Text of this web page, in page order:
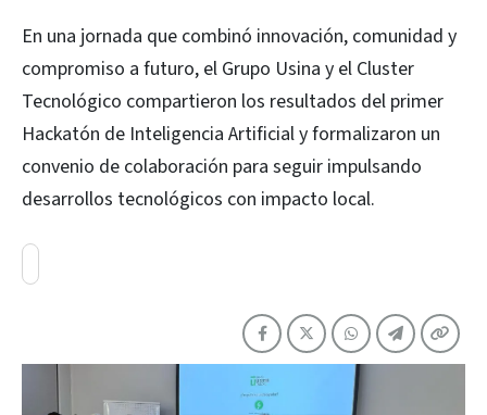
En una jornada que combinó innovación, comunidad y
compromiso a futuro, el Grupo Usina y el Cluster
Tecnológico compartieron los resultados del primer
Hackatón de Inteligencia Artificial y formalizaron un
convenio de colaboración para seguir impulsando
desarrollos tecnológicos con impacto local.